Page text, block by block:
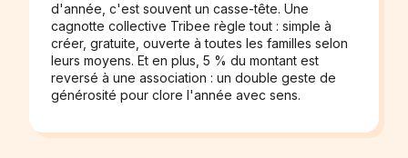
d'année, c'est souvent un casse-tête. Une
cagnotte collective Tribee règle tout : simple à
créer, gratuite, ouverte à toutes les familles selon
leurs moyens. Et en plus, 5 % du montant est
reversé à une association : un double geste de
générosité pour clore l'année avec sens.